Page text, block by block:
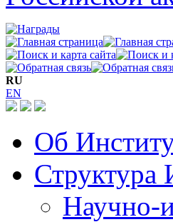
RU
EN
Об
Структура
Научно-